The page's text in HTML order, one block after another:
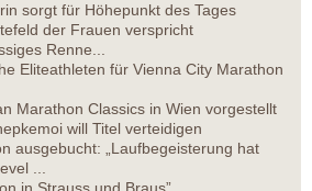
sorgt für Höhepunkt des Tages
der Frauen verspricht
Renne...
Eliteathleten für Vienna City Marathon
Marathon Classics in Wien vorgestellt
will Titel verteidigen
ausgebucht: „Laufbegeisterung hat
...